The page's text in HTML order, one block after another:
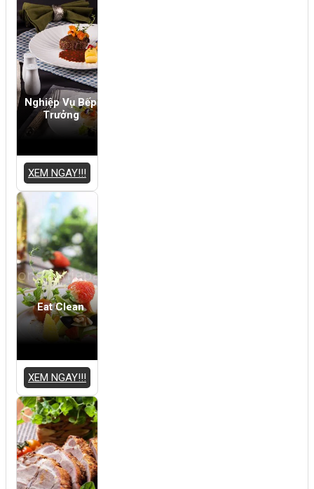
Nghiệp Vụ Bếp
Trưởng
XEM NGAY!!!
Eat Clean
XEM NGAY!!!